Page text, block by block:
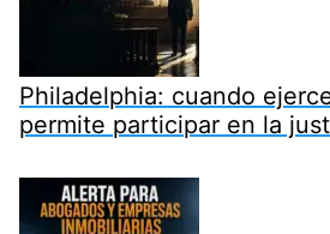
Philadelphia: cuando
permite participar en la